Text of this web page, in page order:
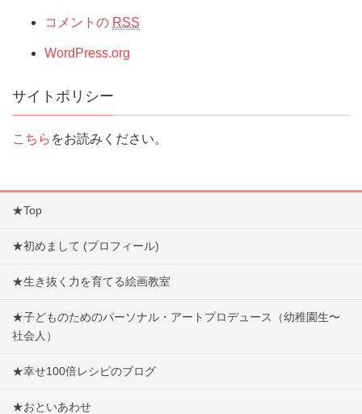
コメントの RSS
WordPress.org
サイトポリシー
こちら をお読みください。
★Top
★初めまして (プロフィール)
★生き抜く力を育てる絵画教室
★子どものためのパーソナル・アートプロデュース（幼稚園生〜
社会人）
★幸せ100倍レシピのブログ
★おといあわせ